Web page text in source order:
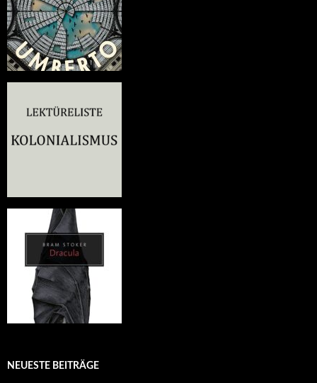
NEUESTE BEITRÄGE